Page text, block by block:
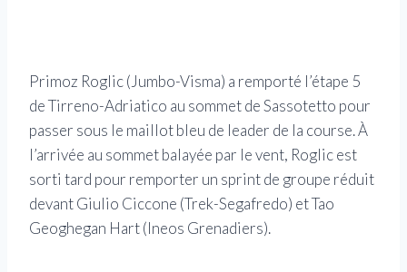
Primoz Roglic (Jumbo-Visma) a remporté l’étape 5
de Tirreno-Adriatico au sommet de Sassotetto pour
passer sous le maillot bleu de leader de la course. À
l’arrivée au sommet balayée par le vent, Roglic est
sorti tard pour remporter un sprint de groupe réduit
devant Giulio Ciccone (Trek-Segafredo) et Tao
Geoghegan Hart (Ineos Grenadiers).